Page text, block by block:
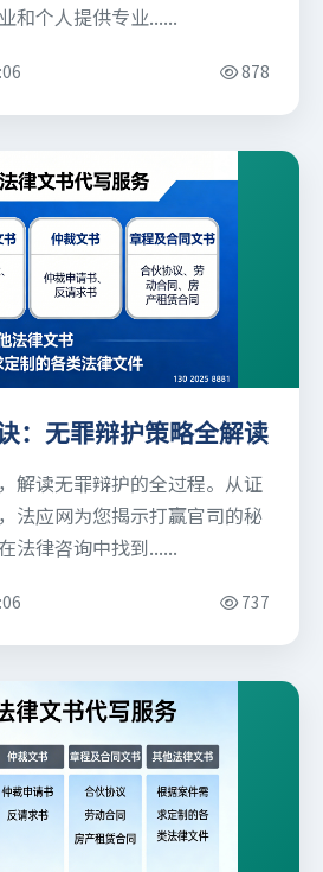
和个人提供专业......
878
：无罪辩护策略全解读
解读无罪辩护的全过程。从证
法应网为您揭示打赢官司的秘
法律咨询中找到......
737